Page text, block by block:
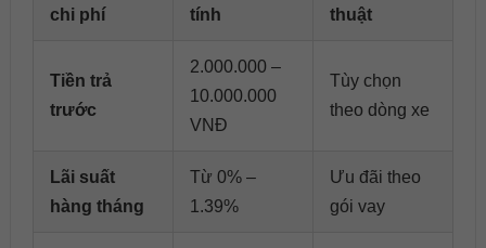
chi phí
tính
thuật
Tiền trả
trước
2.000.000 –
10.000.000
VNĐ
Tùy chọn
theo dòng xe
Lãi suất
hàng tháng
Từ 0% –
1.39%
Ưu đãi theo
gói vay